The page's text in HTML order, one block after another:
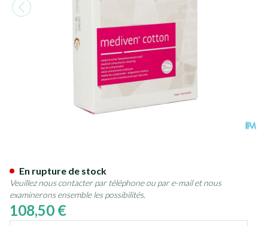
108,50 €
En rupture de stock
Veuillez nous contacter par téléphone ou par e-mail et nous
examinerons ensemble les possibilités.